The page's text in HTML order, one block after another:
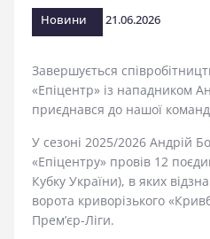
Новини 21.06.2026
Завершується
«Епіцентр» із нападником
приєднався до нашої
У сезоні 2025/2026 Андрій
«Епіцентру» провів 12
Кубку України), в яких
ворота криворізького
Прем’єр-Ліги.